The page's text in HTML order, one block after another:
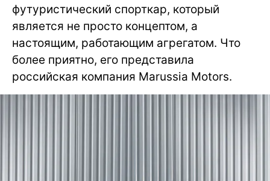
футуристический спорткар, который
является не просто концептом, а
настоящим, работающим агрегатом. Что
более приятно, его представила
российская компания Marussia Motors.